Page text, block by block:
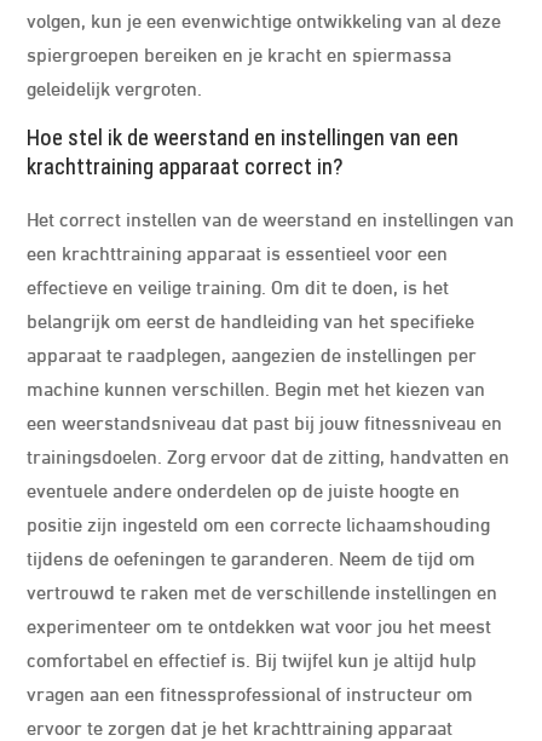
volgen, kun je een evenwichtige ontwikkeling van al deze
spiergroepen bereiken en je kracht en spiermassa
geleidelijk vergroten.
Hoe stel ik de weerstand en instellingen van een
krachttraining apparaat correct in?
Het correct instellen van de weerstand en instellingen van
een krachttraining apparaat is essentieel voor een
effectieve en veilige training. Om dit te doen, is het
belangrijk om eerst de handleiding van het specifieke
apparaat te raadplegen, aangezien de instellingen per
machine kunnen verschillen. Begin met het kiezen van
een weerstandsniveau dat past bij jouw fitnessniveau en
trainingsdoelen. Zorg ervoor dat de zitting, handvatten en
eventuele andere onderdelen op de juiste hoogte en
positie zijn ingesteld om een correcte lichaamshouding
tijdens de oefeningen te garanderen. Neem de tijd om
vertrouwd te raken met de verschillende instellingen en
experimenteer om te ontdekken wat voor jou het meest
comfortabel en effectief is. Bij twijfel kun je altijd hulp
vragen aan een fitnessprofessional of instructeur om
ervoor te zorgen dat je het krachttraining apparaat